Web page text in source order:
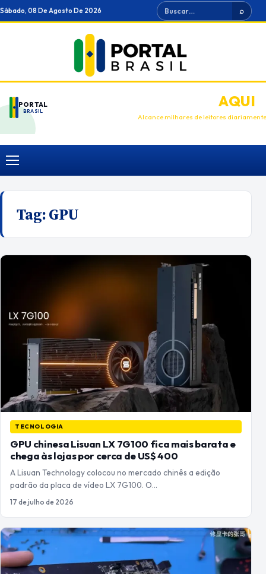
Ir
para
Sábado, 08 De Agosto De 2026 Buscar ⌕
PORTAL
BRASIL
ANUNCIEAQUI
Alcance milhares de leitores diariamente
Menu
Tag:GPU
TECNOLOGIA
GPU chinesa Lisuan LX 7G100 fica mais barata e
chega às lojas por cerca de US$ 400
A Lisuan Technology colocou no mercado chinês a edição
padrão da placa de vídeo LX 7G100. O…
17 de julho de 2026